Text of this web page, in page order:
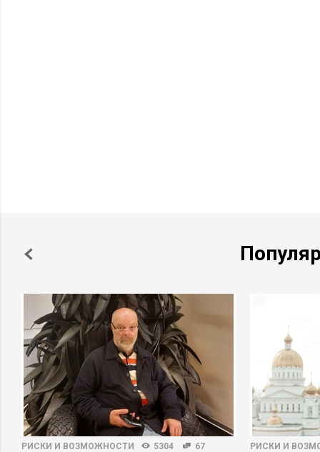
более половины времени провести на Кипре. Как итог,
налоговым резидентом Кипра и с налогами на доходы
Но нельзя забывать, что быть «гражданином мира» уже не
является налоговым резидентомкакой-либо страны.
РИСКИ И ВОЗМОЖНОСТИ 5304 67 РИСКИ И